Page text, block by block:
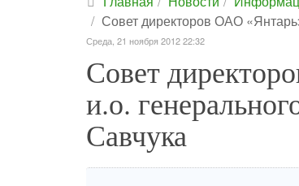
Совет директоров ОАО
Среда, 21 ноября 2012 22:32
Совет
и.о.
Савчука